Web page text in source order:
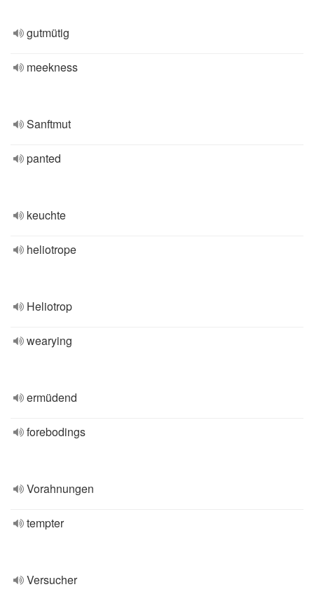
gutmütig
meekness
Sanftmut
panted
keuchte
heliotrope
Heliotrop
wearying
ermüdend
forebodings
Vorahnungen
tempter
Versucher